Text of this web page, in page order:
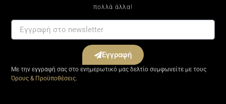
πολλά άλλα!
Εγγραφή
Με την εγγραφή σας στο ενημερωτικό μας δελτίο συμφωνείτε με τους
Όρους & Προϋποθέσεις.